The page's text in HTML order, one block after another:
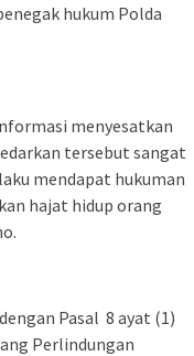
hukum Polda
menyesatkan
tersebut sangat
mendapat hukuman
hajat hidup orang
Pasal 8 ayat (1)
Perlindungan